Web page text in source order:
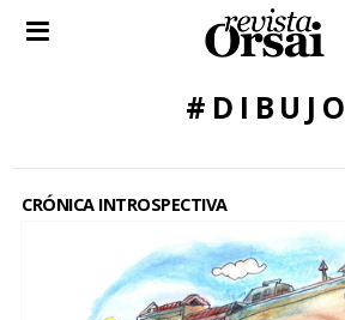
#DIBUJO
CRÓNICA INTROSPECTIVA